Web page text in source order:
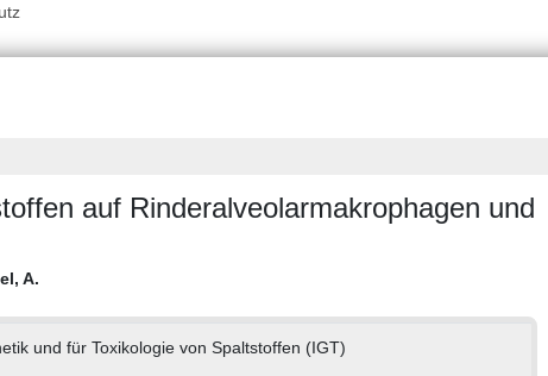
auf Rinderalveolarmakrophagen und
A.
und für Toxikologie von Spaltstoffen (IGT)